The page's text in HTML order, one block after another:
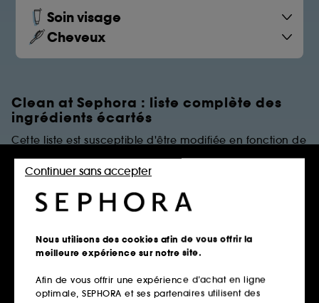
Soin visage
Cheveux
Clean at Sephora : liste complète des
ingrédients écartés
Cette liste est susceptible d'être modifiée en fonction de
PARFUMS
Règles de restrictions
Parfums Synthétiques
Nous utilisons des cookies afin de vous offrir la
meilleure expérience sur notre site.
Afin de vous offrir une expérience d’achat en ligne
optimale, SEPHORA et ses partenaires utilisent des
Continuer sans accepter